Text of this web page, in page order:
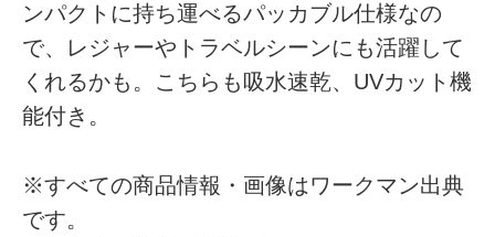
ンパクトに持ち運べるパッカブル仕様なの
で、レジャーやトラベルシーンにも活躍して
くれるかも。こちらも吸水速乾、UVカット機
能付き。
※すべての商品情報・画像はワークマン出典
です。